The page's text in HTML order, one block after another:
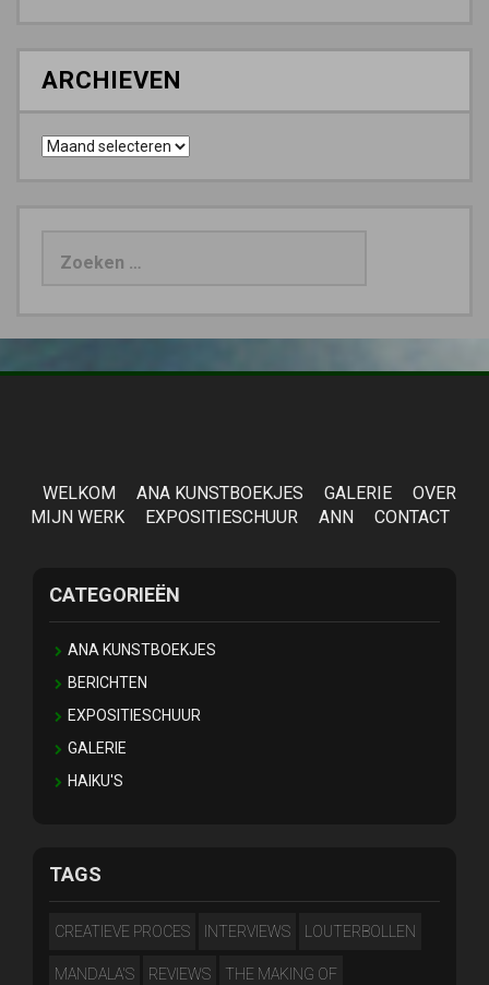
ARCHIEVEN
Archieven
WELKOM ANA KUNSTBOEKJES GALERIE
OVER
MIJN WERK
EXPOSITIESCHUUR ANN CONTACT
CATEGORIEËN
ANA KUNSTBOEKJES
BERICHTEN
EXPOSITIESCHUUR
GALERIE
HAIKU'S
TAGS
CREATIEVE PROCES INTERVIEWS LOUTERBOLLEN
MANDALA'S REVIEWS THE MAKING OF